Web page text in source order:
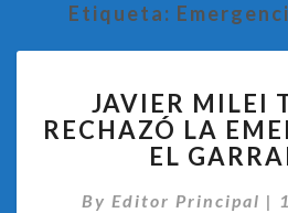
Etiqueta:
JAVIER MILEI
RECHAZÓ LA
EL
By Editor Principal |